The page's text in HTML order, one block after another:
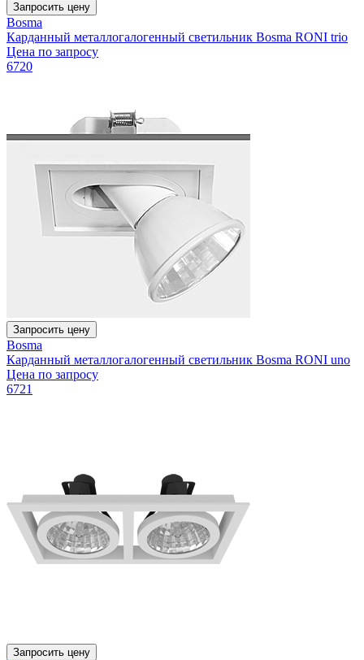
Запросить цену
Bosma
Карданный металлогалогенный светильник Bosma RONI trio
Цена по запросу
6720
Запросить цену
Bosma
Карданный металлогалогенный светильник Bosma RONI uno
Цена по запросу
6721
Запросить цену